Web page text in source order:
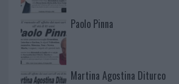
Paolo Pinna
Martina Agostina Diturco